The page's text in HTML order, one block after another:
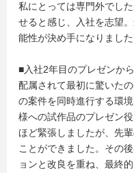
私にとっては専門外でし
せると感じ、入社を志望
能性が決め手になりました
■入社2年目のプレゼンか
配属されて最初に驚いた
の案件を同時進行する環
様への試作品のプレゼン
ほど緊張しましたが、先
ことができました。その
ョンと改良を重ね、最終